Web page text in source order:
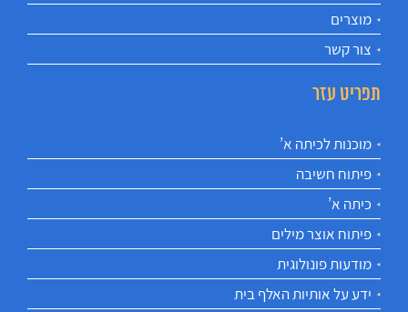
מוצרים
צור קשר
תפריט עזר
מוכנות לכיתה א’
פיתוח חשיבה
כיתה א’
פיתוח אוצר מילים
מודעות פונולוגית
ידע על אותיות האלף בית